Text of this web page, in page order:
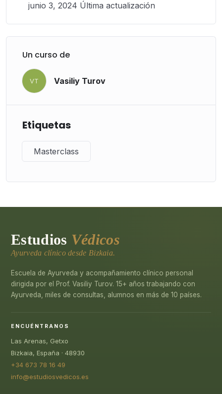
junio 3, 2024 Última actualización
Un curso de
VT Vasiliy Turov
Etiquetas
Masterclass
Estudios Védicos
Ayurveda clínico desde Bizkaia.
Escuela de Ayurveda y acompañamiento clínico personal
dirigida por el Prof. Vasiliy Turov. 15+ años trabajando con
Ayurveda, miles de consultas, alumnos en más de 10 países.
ENCUÉNTRANOS
Las Arenas, Getxo
Bizkaia, España · 48930
+34 673 78 16 49
info@estudiosvedicos.es